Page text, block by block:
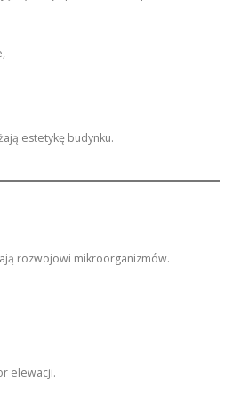
estetykę budynku.
rozwojowi mikroorganizmów.
elewacji.